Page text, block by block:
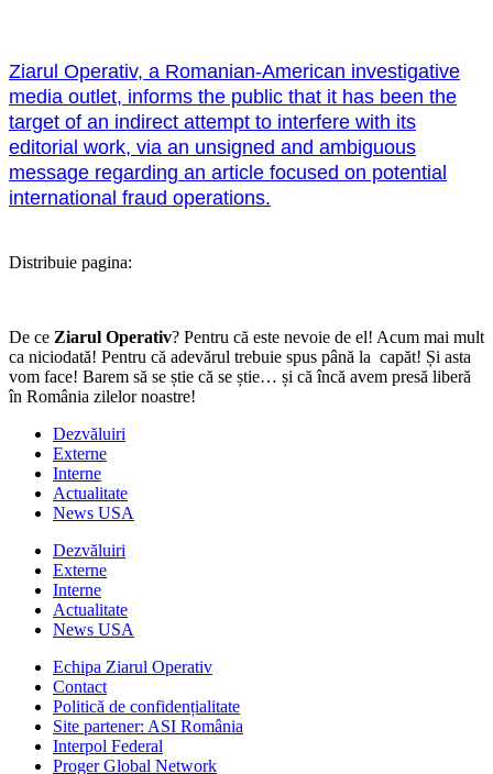
Ziarul Operativ, a Romanian-American investigative
media outlet, informs the public that it has been the
target of an indirect attempt to interfere with its
editorial work, via an unsigned and ambiguous
message regarding an article focused on potential
international fraud operations.
Distribuie pagina:
De ce Ziarul Operativ? Pentru că este nevoie de el! Acum mai mult
ca niciodată! Pentru că adevărul trebuie spus până la capăt! Și asta
vom face! Barem să se știe că se știe… și că încă avem presă liberă
în România zilelor noastre!
Dezvăluiri
Externe
Interne
Actualitate
News USA
Dezvăluiri
Externe
Interne
Actualitate
News USA
Echipa Ziarul Operativ
Contact
Politică de confidențialitate
Site partener: ASI România
Interpol Federal
Proger Global Network